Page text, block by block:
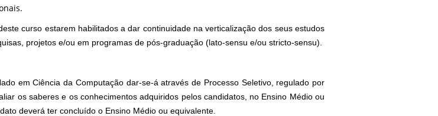
curso estarem habilitados a dar continuidade na verticalização dos seus estudos
projetos e/ou em programas de pós-graduação (lato-sensu e/ou stricto-sensu).
em Ciência da Computação dar-se-á através de Processo Seletivo, regulado por
os saberes e os conhecimentos adquiridos pelos candidatos, no Ensino Médio ou
deverá ter concluído o Ensino Médio ou equivalente.